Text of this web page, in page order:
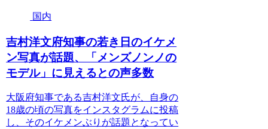
国内
吉村洋文府知事の若き日のイケメ
ン写真が話題、「メンズノンノの
モデル」に見えるとの声多数
大阪府知事である吉村洋文氏が、自身の
18歳の頃の写真をインスタグラムに投稿
し、そのイケメンぶりが話題となってい